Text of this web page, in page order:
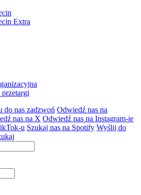
Extra
przetargi
do nas zadzwoń Odwiedź nas na
nas na X Odwiedź nas na Instagram-ie
u Szukaj nas na Spotify Wyślij do